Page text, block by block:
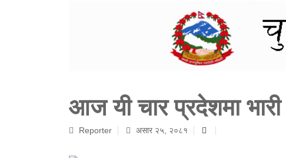
आज यी चार प्रदेशमा भारी
Reporter असार २५, २०८१